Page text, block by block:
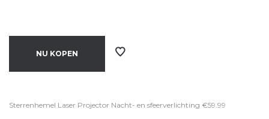
NU KOPEN
Sterrenhemel Laser Projector Nacht- en sfeerverlichting €59.99